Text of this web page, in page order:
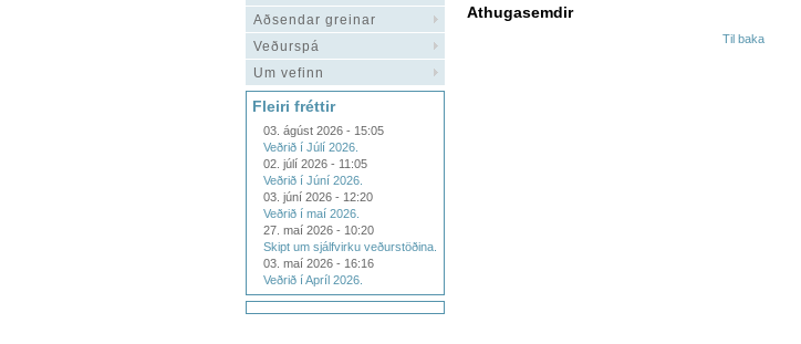
Aðsendar greinar
Veðurspá
Um vefinn
Fleiri fréttir
03. ágúst 2026 - 15:05
Veðrið í Júlí 2026.
02. júlí 2026 - 11:05
Veðrið í Júní 2026.
03. júní 2026 - 12:20
Veðrið í maí 2026.
27. maí 2026 - 10:20
Skipt um sjálfvirku veðurstöðina.
03. maí 2026 - 16:16
Veðrið í Apríl 2026.
Athugasemdir
Til baka